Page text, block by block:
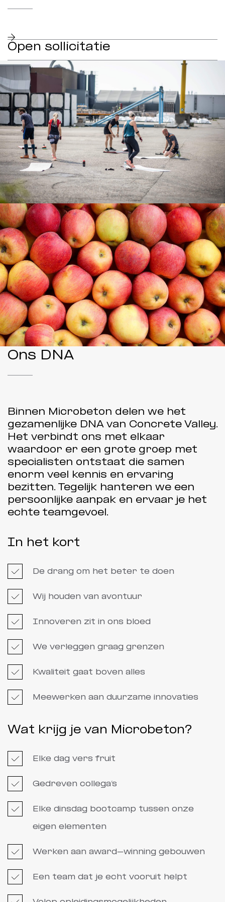
Open sollicitatie
Ons DNA
Binnen Microbeton delen we het
gezamenlijke DNA van Concrete Valley.
Het verbindt ons met elkaar
waardoor er een grote groep met
specialisten ontstaat die samen
enorm veel kennis en ervaring
bezitten. Tegelijk hanteren we een
persoonlijke aanpak en ervaar je het
echte teamgevoel.
In het kort
De drang om het beter te doen
Wij houden van avontuur
Innoveren zit in ons bloed
We verleggen graag grenzen
Kwaliteit gaat boven alles
Meewerken aan duurzame innovaties
Wat krijg je van Microbeton?
Elke dag vers fruit
Gedreven collega’s
Elke dinsdag bootcamp tussen onze
eigen elementen
Werken aan award-winning gebouwen
Een team dat je echt vooruit helpt